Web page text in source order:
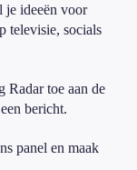
je ideeën voor
televisie, socials
Radar toe aan de
bericht.
panel en maak